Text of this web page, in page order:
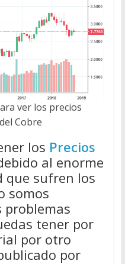
ver los precios
Cobre
los Precios
al enorme
que sufren los
somos
problemas
tener por
por otro
por